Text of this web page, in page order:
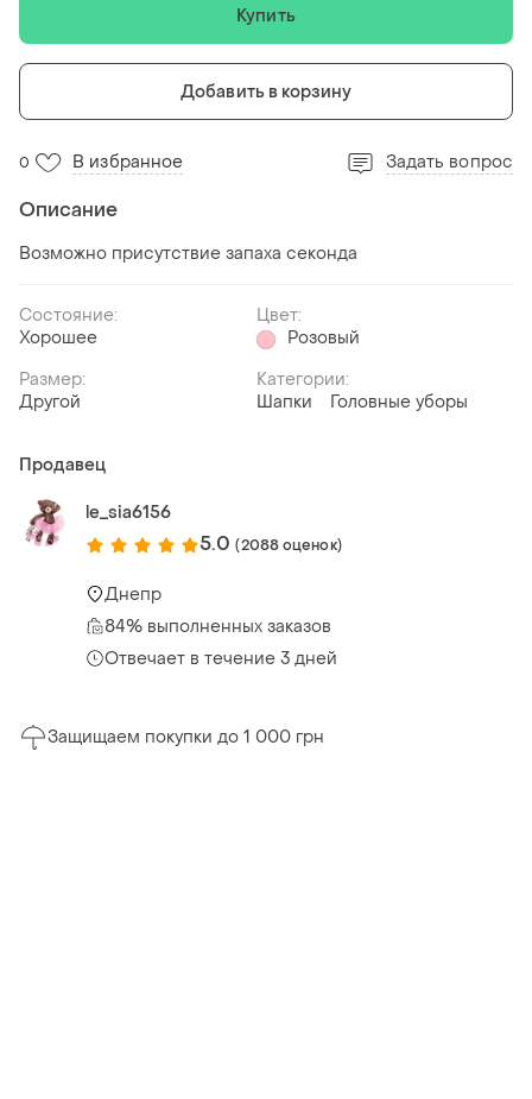
Купить
Добавить в корзину
0 В избранное Задать вопрос
Описание
Возможно присутствие запаха секонда
Состояние:
Хорошее
Цвет:
Розовый
Размер:
Другой
Категории:
Шапки
Головные уборы
Продавец
le_sia6156
5.0 (2088 оценок)
Днепр
84% выполненных заказов
Отвечает в течение 3 дней
Защищаем покупки до 1 000 грн